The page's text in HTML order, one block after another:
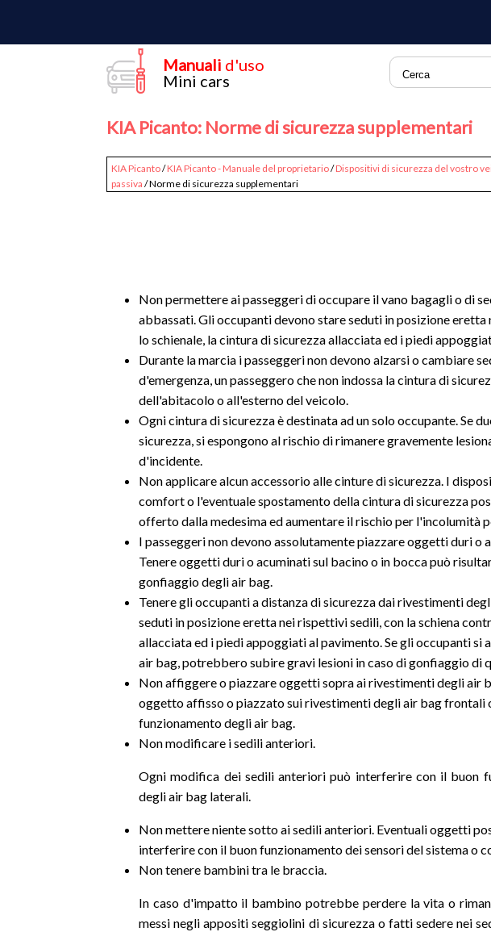
Manuali d'uso
Mini cars
KIA Picanto: Norme di sicurezza supplementari
KIA Picanto/KIA Picanto - Manuale del proprietario/Dispositivi di sicurezza del vostro
passiva / Norme di sicurezza supplementari
Non permettere ai passeggeri di occupare il vano bagagli o di
abbassati. Gli occupanti devono stare seduti in posizione
lo schienale, la cintura di sicurezza allacciata ed i piedi
Durante la marcia i passeggeri non devono alzarsi o cambiare
d'emergenza, un passeggero che non indossa la cintura di
dell'abitacolo o all'esterno del veicolo.
Ogni cintura di sicurezza è destinata ad un solo occupante. Se
sicurezza, si espongono al rischio di rimanere gravemente
d'incidente.
Non applicare alcun accessorio alle cinture di sicurezza. I
comfort o l'eventuale spostamento della cintura di sicurezza
offerto dalla medesima ed aumentare il rischio per l'incolumità
I passeggeri non devono assolutamente piazzare oggetti duri o
Tenere oggetti duri o acuminati sul bacino o in bocca può
gonfiaggio degli air bag.
Tenere gli occupanti a distanza di sicurezza dai rivestimenti
seduti in posizione eretta nei rispettivi sedili, con la schiena
allacciata ed i piedi appoggiati al pavimento. Se gli occupanti
air bag, potrebbero subire gravi lesioni in caso di gonfiaggio di
Non affiggere o piazzare oggetti sopra ai rivestimenti degli air
oggetto affisso o piazzato sui rivestimenti degli air bag
funzionamento degli air bag.
Non modificare i sedili anteriori.
Ogni modifica dei sedili anteriori può interferire con il buon
degli air bag laterali.
Non mettere niente sotto ai sedili anteriori. Eventuali oggetti
interferire con il buon funzionamento dei sensori del sistema o
Non tenere bambini tra le braccia.
In caso d'impatto il bambino potrebbe perdere la vita o
messi negli appositi seggiolini di sicurezza o fatti sedere nei